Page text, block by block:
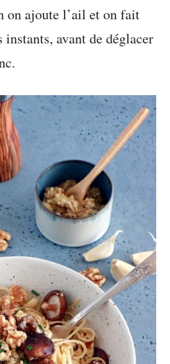
on ajoute l’ail et on fait
instants, avant de déglacer